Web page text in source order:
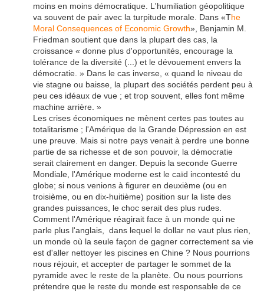
moins en moins démocratique. L'humiliation géopolitique
va souvent de pair avec la turpitude morale. Dans «The
Moral Consequences of Economic Growth», Benjamin M.
Friedman soutient que dans la plupart des cas, la
croissance « donne plus d'opportunités, encourage la
tolérance de la diversité (...) et le dévouement envers la
démocratie. » Dans le cas inverse, « quand le niveau de
vie stagne ou baisse, la plupart des sociétés perdent peu à
peu ces idéaux de vue ; et trop souvent, elles font même
machine arrière. »
Les crises économiques ne mènent certes pas toutes au
totalitarisme ; l'Amérique de la Grande Dépression en est
une preuve. Mais si notre pays venait à perdre une bonne
partie de sa richesse et de son pouvoir, la démocratie
serait clairement en danger. Depuis la seconde Guerre
Mondiale, l'Amérique moderne est le caïd incontesté du
globe; si nous venions à figurer en deuxième (ou en
troisième, ou en dix-huitième) position sur la liste des
grandes puissances, le choc serait des plus rudes.
Comment l'Amérique réagirait face à un monde qui ne
parle plus l'anglais, dans lequel le dollar ne vaut plus rien,
un monde où la seule façon de gagner correctement sa vie
est d'aller nettoyer les piscines en Chine ? Nous pourrions
nous réjouir, et accepter de partager le sommet de la
pyramide avec le reste de la planète. Ou nous pourrions
prétendre que le reste du monde est responsable de ce